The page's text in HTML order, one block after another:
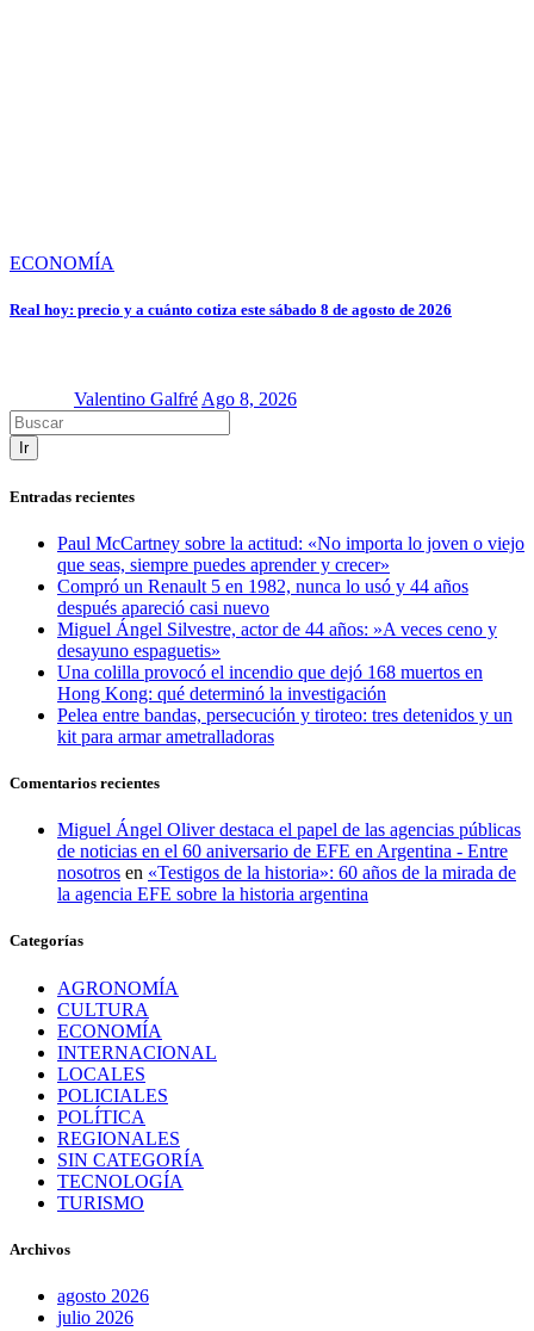
ECONOMÍA
Real hoy: precio y a cuánto cotiza este sábado 8 de agosto de 2026
Valentino GalfréAgo 8, 2026
Ir
Entradas recientes
Paul McCartney sobre la actitud: «No importa lo joven o viejo
que seas, siempre puedes aprender y crecer»
Compró un Renault 5 en 1982, nunca lo usó y 44 años
después apareció casi nuevo
Miguel Ángel Silvestre, actor de 44 años: »A veces ceno y
desayuno espaguetis»
Una colilla provocó el incendio que dejó 168 muertos en
Hong Kong: qué determinó la investigación
Pelea entre bandas, persecución y tiroteo: tres detenidos y un
kit para armar ametralladoras
Comentarios recientes
Miguel Ángel Oliver destaca el papel de las agencias públicas
de noticias en el 60 aniversario de EFE en Argentina - Entre
nosotros en «Testigos de la historia»: 60 años de la mirada de
la agencia EFE sobre la historia argentina
Categorías
AGRONOMÍA
CULTURA
ECONOMÍA
INTERNACIONAL
LOCALES
POLICIALES
POLÍTICA
REGIONALES
SIN CATEGORÍA
TECNOLOGÍA
TURISMO
Archivos
agosto 2026
julio 2026